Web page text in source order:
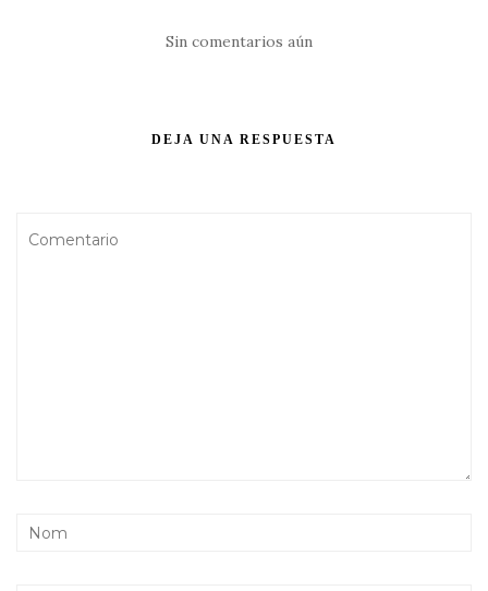
Sin comentarios aún
DEJA UNA RESPUESTA